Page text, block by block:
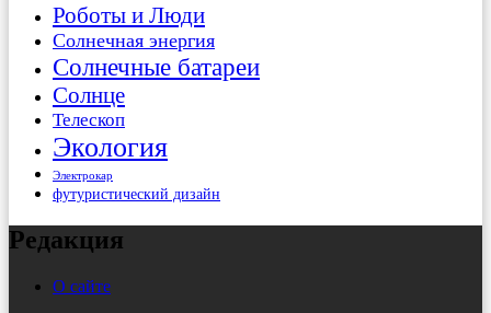
Роботы и Люди
Солнечная энергия
Солнечные батареи
Солнце
Телескоп
Экология
Электрокар
футуристический дизайн
Редакция
О сайте